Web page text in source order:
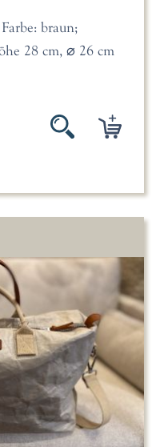
braun;
28 cm, ⌀ 26 cm